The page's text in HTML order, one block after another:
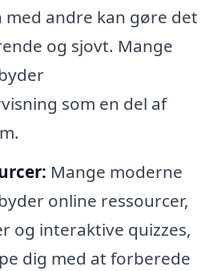
andre kan gøre det
og sjovt. Mange
som en del af
Mange moderne
online ressourcer,
og interaktive quizzes,
dig med at forberede